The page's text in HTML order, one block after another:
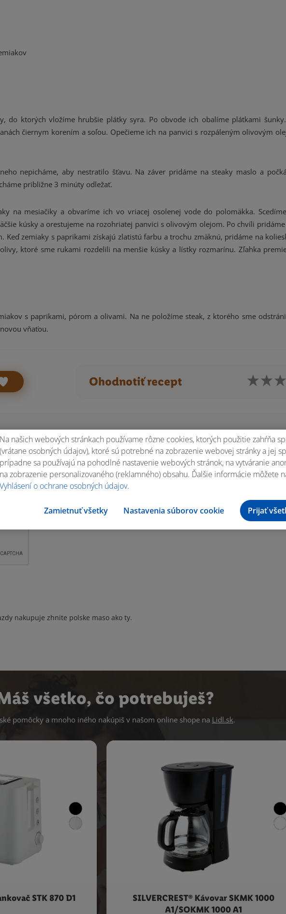
do ktorých vložíme hrubšie plátky syra. Po obvode ich obalíme plátkami
čiernym korením a soľou. Opečieme ich na panvici s rozpáleným olivovým
nepicháme, aby nestratilo šťavu. Na záver pridáme na steaky maslo a
približne 3 minúty odležať.
na mesiačiky a obvaríme ich vo vriacej osolenej vode do polomäkka.
kúsky a orestujeme na rozohriatej panvici s olivovým olejom. Po chvíli
Keď zemiaky s paprikami získajú zlatistú farbu a trochu zmäknú, pridáme na
ktoré sme rukami rozdelili na menšie kúsky a lístky rozmarínu. Zľahka
s paprikami, pórom a olivami. Na ne položíme steak, z ktorého sme
vňaťou.
Ohodnotiť recept
nakupuje zhnite polske maso ako ty.
všetko, čo potrebuješ?
pomôcky a mnoho iného nakúpiš v našom online shope na Lidl.sk.
STK 870 D1
SILVERCREST® Kávovar SKMK 1000
A1/SOKMK 1000 A1
Na našich webových stránkach používame rôzne cookies, ktorých použitie zahŕňa
(vrátane osobných údajov), ktoré sú potrebné na zobrazenie webovej stránky a jej
prípadne sa používajú na pohodlné nastavenie webových stránok, na vytváranie
na zobrazenie personalizovaného (reklamného) obsahu. Ďalšie informácie môžete
Vyhlásení o ochrane osobných údajov.
Zamietnuť všetky Nastavenia súborov cookie Prijať